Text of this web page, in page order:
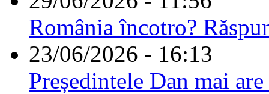
România încotro?
23/06/2026 - 16:13
Președintele Dan mai